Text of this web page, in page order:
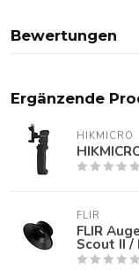
Bewertungen
Ergänzende
HIKMICRO
FLIR
FLIR
Scout II /